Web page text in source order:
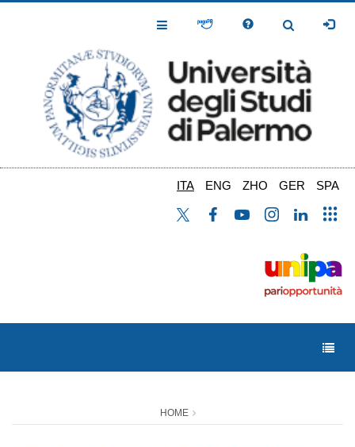
Toggle
Toggle
ITA ENG ZHO GER SPA
HOME